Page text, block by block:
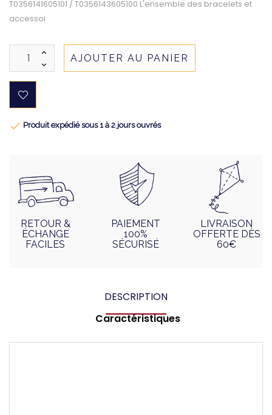
T0356141605101 / T0356143605100 L'ensemble des bracelets et
accessoi
AJOUTER AU PANIER
 Produit expédié sous 1 à 2 jours ouvrés
RETOUR &
ÉCHANGE
FACILES
PAIEMENT
100%
SÉCURISÉ
LIVRAISON
OFFERTE DÈS
60€
DESCRIPTION
Caractéristiques